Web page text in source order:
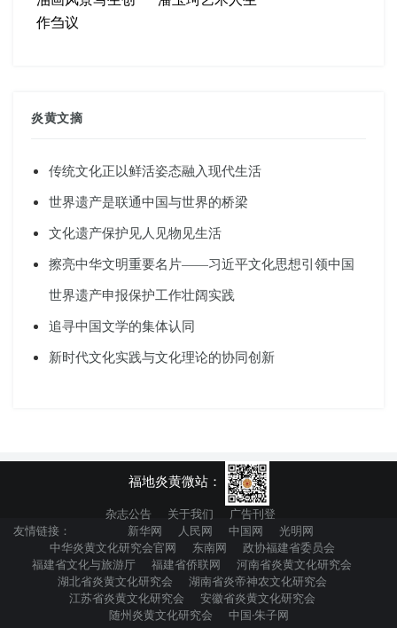
作刍议
炎黄文摘
传统文化正以鲜活姿态融入现代生活
世界遗产是联通中国与世界的桥梁
文化遗产保护见人见物见生活
擦亮中华文明重要名片——习近平文化思想引领中国
世界遗产申报保护工作壮阔实践
追寻中国文学的集体认同
新时代文化实践与文化理论的协同创新
福地炎黄微站：
杂志公告 关于我们
广告刊登
友情链接：
新华网 人民网 中国网
光明网
中华炎黄文化研究会官网
东南网
政协福建省委员会
福建省文化与旅游厅
福建省侨联网
河南省炎黄文化研究会
湖北省炎黄文化研究会
湖南省炎帝神农文化研究会
江苏省炎黄文化研究会
安徽省炎黄文化研究会
随州炎黄文化研究会
中国·朱子网